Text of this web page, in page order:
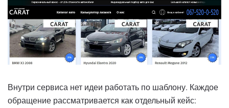
Внутри сервиса нет идеи работать по шаблону. Каждое
обращение рассматривается как отдельный кейс: